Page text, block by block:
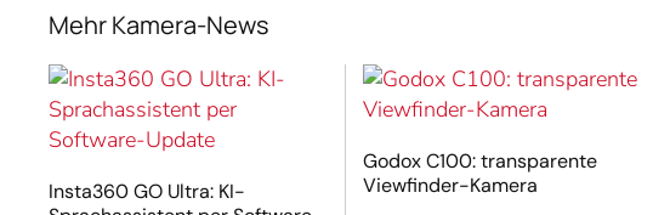
Mehr Kamera-News
Insta360 GO Ultra: KI-
Godox C100: transparente
Viewfinder-Kamera